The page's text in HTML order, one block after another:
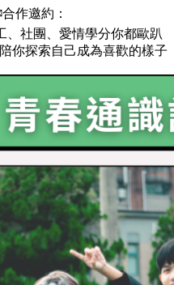
作邀約：
、社團、愛情學分你都歐趴
你探索自己成為喜歡的樣子